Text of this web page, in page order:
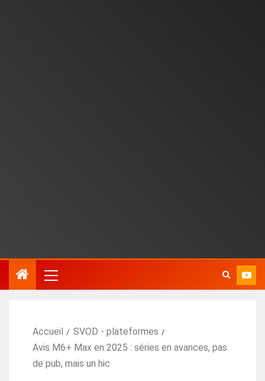
Accueil
SVOD - plateformes
Avis M6+ Max en 2025 : séries en avances, pas
de pub, mais un hic